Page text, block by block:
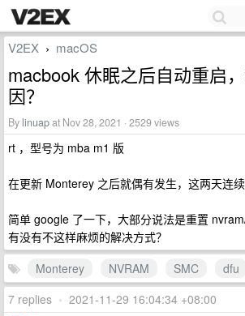
V2EX › macOS
macbook 休眠之后自动重启
因？
By linuapat Nov 28, 2021 · 2529 views
rt ，型号为 mba m1 版
在更新 Monterey 之后就偶有发生，这两天连
简单 google 了一下，大部分说法是重置
有没有不这样麻烦的解决方式？
Monterey
NVRAM SMC
dfu
7 replies • 2021-11-29 16:04:34 +08:00